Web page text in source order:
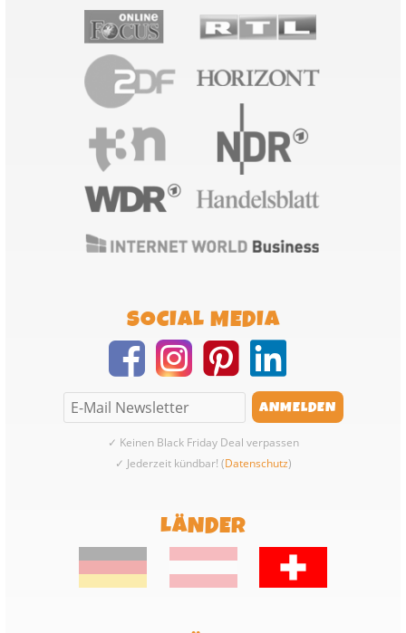
SOCIAL MEDIA
✓ Keinen Black Friday Deal verpassen
✓ Jederzeit kündbar! (Datenschutz)
LÄNDER